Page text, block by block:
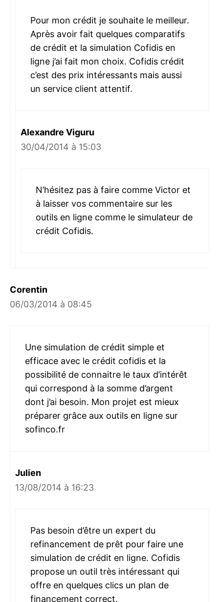
Pour mon crédit je souhaite le meilleur.
Après avoir fait quelques comparatifs
de crédit et la simulation Cofidis en
ligne j’ai fait mon choix. Cofidis crédit
c’est des prix intéressants mais aussi
un service client attentif.
Alexandre Viguru
30/04/2014 à 15:03
N’hésitez pas à faire comme Victor et
à laisser vos commentaire sur les
outils en ligne comme le simulateur de
crédit Cofidis.
Corentin
06/03/2014 à 08:45
Une simulation de crédit simple et
efficace avec le crédit cofidis et la
possibilité de connaitre le taux d’intérêt
qui correspond à la somme d’argent
dont j’ai besoin. Mon projet est mieux
préparer grâce aux outils en ligne sur
sofinco.fr
Julien
13/08/2014 à 16:23
Pas besoin d’être un expert du
refinancement de prêt pour faire une
simulation de crédit en ligne. Cofidis
propose un outil très intéressant qui
offre en quelques clics un plan de
financement correct.